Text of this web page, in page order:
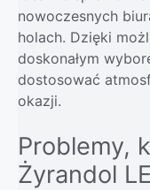
nowoczesnych
holach. Dzięki
doskonałym
dostosować
okazji.
Problemy,
Żyrandol